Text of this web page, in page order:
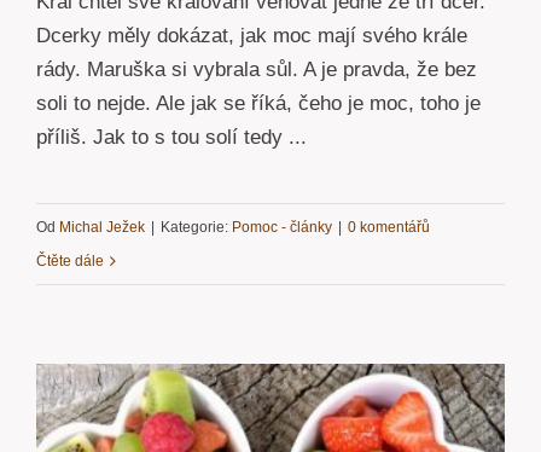
Dcerky měly dokázat, jak moc mají svého krále
rády. Maruška si vybrala sůl. A je pravda, že bez
soli to nejde. Ale jak se říká, čeho je moc, toho je
příliš. Jak to s tou solí tedy ...
Od Michal Ježek Kategorie: Pomoc - články
0 komentářů
Čtěte dále